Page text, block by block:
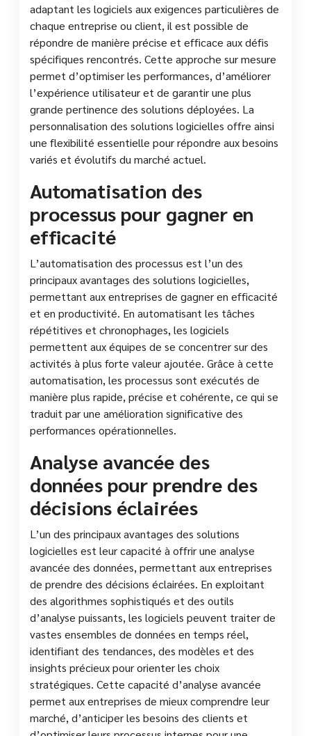
adaptant les logiciels aux exigences particulières de
chaque entreprise ou client, il est possible de
répondre de manière précise et efficace aux défis
spécifiques rencontrés. Cette approche sur mesure
permet d’optimiser les performances, d’améliorer
l’expérience utilisateur et de garantir une plus
grande pertinence des solutions déployées. La
personnalisation des solutions logicielles offre ainsi
une flexibilité essentielle pour répondre aux besoins
variés et évolutifs du marché actuel.
Automatisation des
processus pour gagner en
efficacité
L’automatisation des processus est l’un des
principaux avantages des solutions logicielles,
permettant aux entreprises de gagner en efficacité
et en productivité. En automatisant les tâches
répétitives et chronophages, les logiciels
permettent aux équipes de se concentrer sur des
activités à plus forte valeur ajoutée. Grâce à cette
automatisation, les processus sont exécutés de
manière plus rapide, précise et cohérente, ce qui se
traduit par une amélioration significative des
performances opérationnelles.
Analyse avancée des
données pour prendre des
décisions éclairées
L’un des principaux avantages des solutions
logicielles est leur capacité à offrir une analyse
avancée des données, permettant aux entreprises
de prendre des décisions éclairées. En exploitant
des algorithmes sophistiqués et des outils
d’analyse puissants, les logiciels peuvent traiter de
vastes ensembles de données en temps réel,
identifiant des tendances, des modèles et des
insights précieux pour orienter les choix
stratégiques. Cette capacité d’analyse avancée
permet aux entreprises de mieux comprendre leur
marché, d’anticiper les besoins des clients et